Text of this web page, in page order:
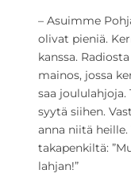
– Asuimme
olivat pieniä.
kanssa.
mainos, jossa
saa
syytä siihen.
anna niitä
takapenkiltä:
lahjan!”